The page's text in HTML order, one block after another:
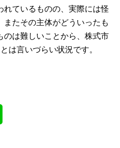
れているものの、実際には怪
またその主体がどういったも
のは難しいことから、株式市
は言いづらい状況です。